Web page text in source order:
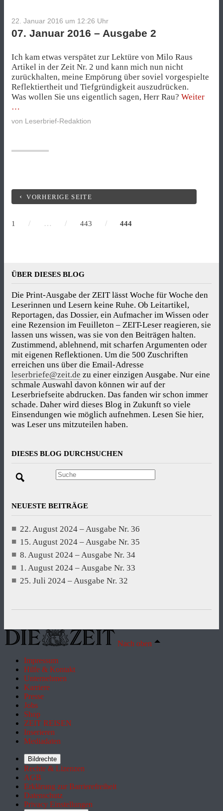
22. Januar 2016 um 12:26 Uhr
07. Januar 2016 – Ausgabe 2
Ich kam etwas verspätet zur Lektüre von Milo Raus
Artikel in der Zeit Nr. 2 und kann mich nun nicht
zurückhalten, meine Empörung über soviel vorgespielte
Reflektiertheit und Tiefgründigkeit auszudrücken.
Was wollen Sie uns eigentlich sagen, Herr Rau? Weiter„07.
von Leserbrief-Redaktion
VORHERIGE SEITE
1 / … / 443 / 444
ÜBER DIESES BLOG
Die Print-Ausgabe der ZEIT lässt Woche für Woche den
Leserinnen und Lesern keine Ruhe. Ob Leitartikel,
Reportagen, das Dossier, ein Aufmacher im Wissen oder
eine Rezension im Feuilleton – ZEIT-Leser reagieren, sie
lassen uns wissen, was sie von den Beiträgen halten.
Zustimmend, ablehnend, mit scharfen Argumenten oder
mit eigenen Reflektionen. Um die 500 Zuschriften
erreichen uns über die Email-Adresse
leserbriefe@zeit.de zu einer einzigen Ausgabe. Nur eine
schmale Auswahl davon können wir auf der
Leserbriefseite abdrucken. Das fanden wir schon immer
schade. Daher wird dieses Blog in Zukunft so viele
Einsendungen wie möglich aufnehmen. Lesen Sie hier,
was Leser uns mitzuteilen haben.
DIESES BLOG DURCHSUCHEN
NEUESTE BEITRÄGE
22. August 2024 – Ausgabe Nr. 36
15. August 2024 – Ausgabe Nr. 35
8. August 2024 – Ausgabe Nr. 34
1. August 2024 – Ausgabe Nr. 33
25. Juli 2024 – Ausgabe Nr. 32
Nach oben
Impressum
Hilfe & Kontakt
Unternehmen
Karriere
Presse
Jobs
Shop
ZEIT REISEN
Inserieren
Mediadaten
Bildrechte
Rechte & Lizenzen
AGB
Erklärung zur Barrierefreiheit
Datenschutz
Privacy Einstellungen